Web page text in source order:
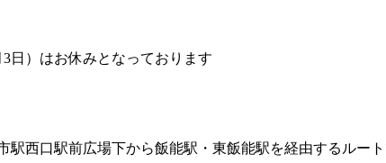
日）はお休みとなっております
西口駅前広場下から飯能駅・東飯能駅を経由するルート